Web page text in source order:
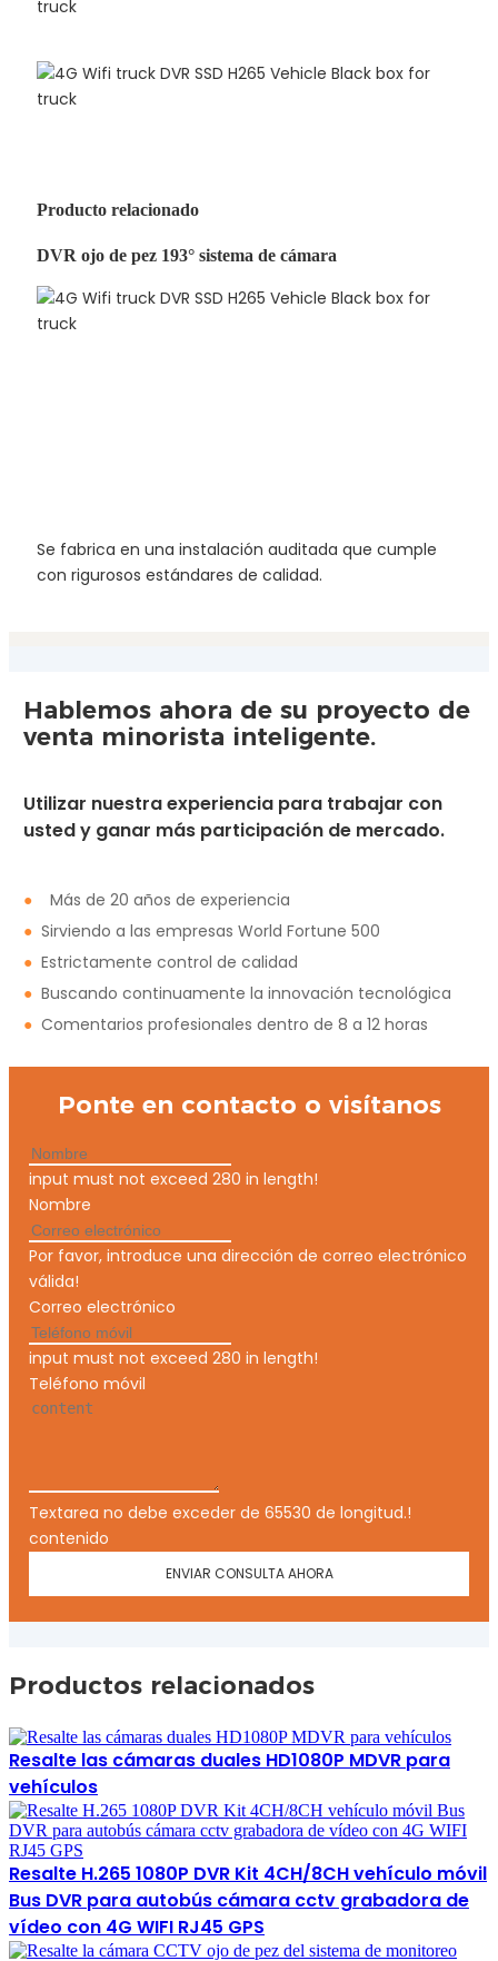
Producto relacionado
DVR ojo de pez 193° sistema de cámara
Se fabrica en una instalación auditada que cumple
con rigurosos estándares de calidad.
Hablemos ahora de su proyecto de
venta minorista inteligente.
Utilizar nuestra experiencia para trabajar con
usted y ganar más participación de mercado.
●
Más de 20 años de experiencia
●Sirviendo a las empresas World Fortune 500
●Estrictamente control de calidad
●Buscando continuamente la innovación tecnológica
●Comentarios profesionales dentro de 8 a 12 horas
Ponte en contacto o visítanos
input must not exceed 280 in length!
Nombre
Por favor, introduce una dirección de correo electrónico
válida!
Correo electrónico
input must not exceed 280 in length!
Teléfono móvil
Textarea no debe exceder de 65530 de longitud.!
contenido
ENVIAR CONSULTA AHORA
Productos relacionados
Resalte las cámaras duales HD1080P MDVR para
vehículos
Resalte H.265 1080P DVR Kit 4CH/8CH vehículo móvil
Bus DVR para autobús cámara cctv grabadora de
vídeo con 4G WIFI RJ45 GPS